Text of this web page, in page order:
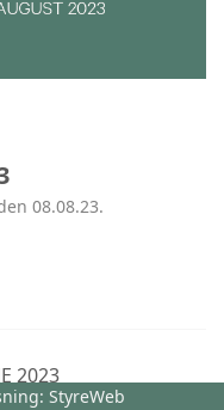
08.08.23.
2023
StyreWeb